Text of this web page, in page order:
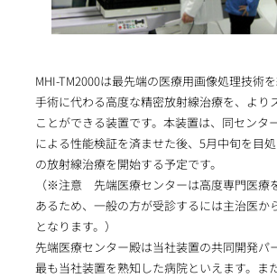
MHI-TM2000は最先端の医療用画像処理技術
手術に代わる高度な精密放射線治療を、より
ことができる装置です。本装置は、同センタ
による性能検証を済ませた後、5月中旬を目
の放射線治療を開始する予定です。
（※注意 先端医療センターは高度専門医療
あるため、一般の方が受診するには主治医か
となります。）
先端医療センター殿は当社装置の共同開発パ
最も当社装置を熟知した病院といえます。ま